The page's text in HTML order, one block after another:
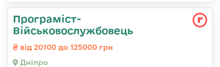
Програміст-
Військовослужбовець
від 20100 до 125000 грн
Дніпро